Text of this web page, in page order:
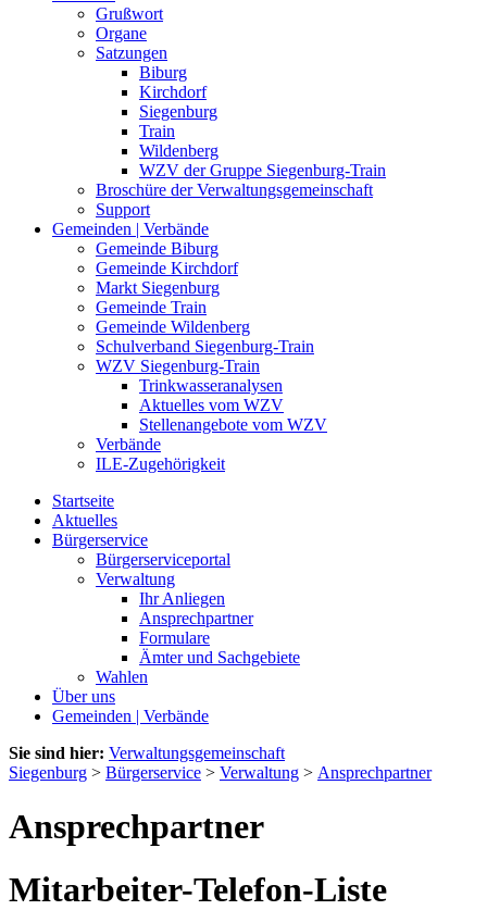
Grußwort
Organe
Satzungen
Biburg
Kirchdorf
Siegenburg
Train
Wildenberg
WZV der Gruppe Siegenburg-Train
Broschüre der Verwaltungsgemeinschaft
Support
Gemeinden | Verbände
Gemeinde Biburg
Gemeinde Kirchdorf
Markt Siegenburg
Gemeinde Train
Gemeinde Wildenberg
Schulverband Siegenburg-Train
WZV Siegenburg-Train
Trinkwasseranalysen
Aktuelles vom WZV
Stellenangebote vom WZV
Verbände
ILE-Zugehörigkeit
Startseite
Aktuelles
Bürgerservice
Bürgerserviceportal
Verwaltung
Ihr Anliegen
Ansprechpartner
Formulare
Ämter und Sachgebiete
Wahlen
Über uns
Gemeinden | Verbände
Sie sind hier: Verwaltungsgemeinschaft
Siegenburg > Bürgerservice > Verwaltung > Ansprechpartner
Ansprechpartner
Mitarbeiter-Telefon-Liste